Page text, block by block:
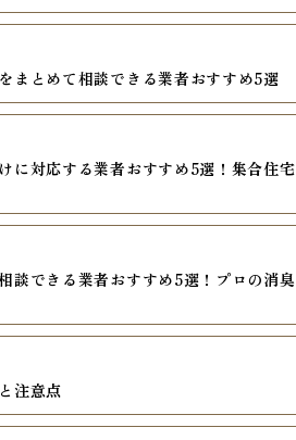
まとめて相談できる業者おすすめ5選
に対応する業者おすすめ5選！集合住宅
談できる業者おすすめ5選！プロの消臭
注意点